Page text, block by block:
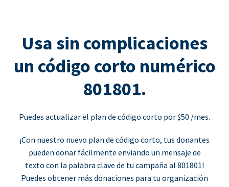
Usa sin complicaciones
un código corto numérico
801801.
Puedes actualizar el plan de código corto por $50 /mes.
¡Con nuestro nuevo plan de código corto, tus donantes
pueden donar fácilmente enviando un mensaje de
texto con la palabra clave de tu campaña al 801801!
Puedes obtener más donaciones para tu organización